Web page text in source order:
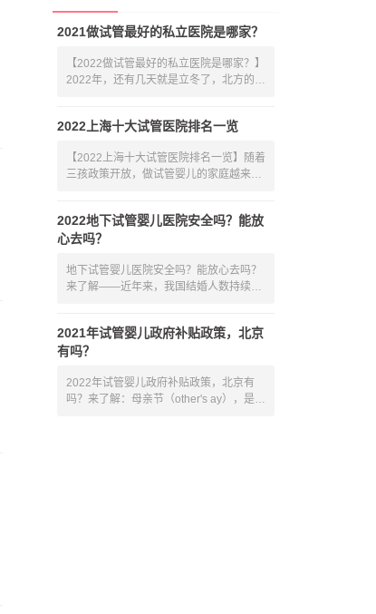
2021做试管最好的私立医院是哪家？
【2022做试管最好的私立医院是哪家？】
2022年，还有几天就是立冬了，北方的天
2022上海十大试管医院排名一览
【2022上海十大试管医院排名一览】随着
三孩政策开放，做试管婴儿的家庭越来越
2022地下试管婴儿医院安全吗？能放
心去吗？
地下试管婴儿医院安全吗？能放心去吗？
来了解——近年来，我国结婚人数持续减
2021年试管婴儿政府补贴政策，北京
有吗？
2022年试管婴儿政府补贴政策，北京有
吗？来了解：母亲节（other's ay），是一